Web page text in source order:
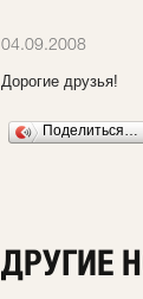
04.09.2008
Дорогие друзья!
Поделиться…
ДРУГИЕ